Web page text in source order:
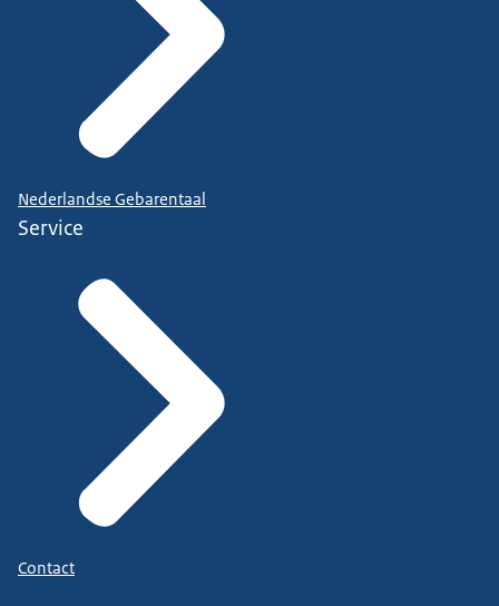
Nederlandse Gebarentaal
Service
Contact